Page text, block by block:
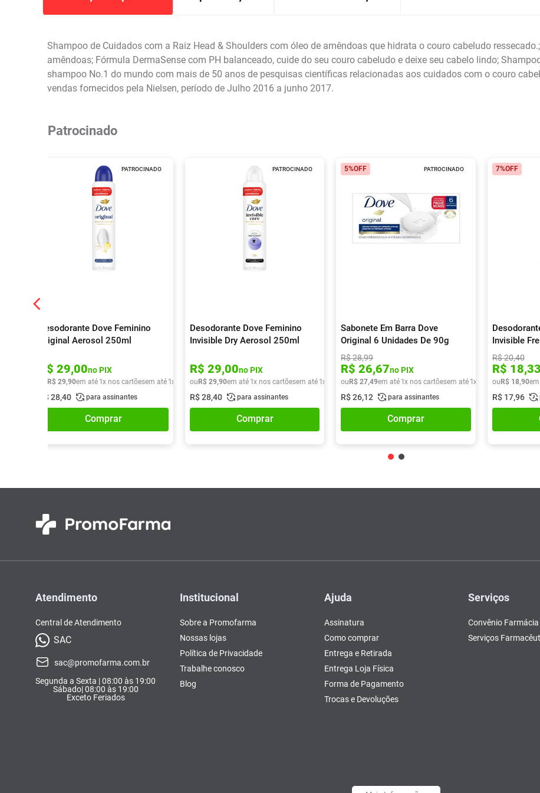
Shampoo de Cuidados com a Raiz Head & Shoulders com óleo de amêndoas que hidrata o couro cabeludo
amêndoas; Fórmula DermaSense com PH balanceado, cuide do seu couro cabeludo e deixe seu cabelo lindo;
shampoo No.1 do mundo com mais de 50 anos de pesquisas científicas relacionadas aos cuidados com o couro
vendas fornecidos pela Nielsen, período de Julho 2016 a junho 2017.
Patrocinado
PATROCINADO
Desodorante Dove Feminino
Original Aerosol 250ml
R$ 29,00no PIX
R$ 29,90em até 1x nos cartõesem até 1x de R$ 29,90
R$ 28,40 para assinantes
Comprar
PATROCINADO
Desodorante Dove Feminino
Invisible Dry Aerosol 250ml
R$ 29,00no PIX
ou R$ 29,90em até 1x nos cartõesem até 1x de R$ 29,90
R$28,40 para assinantes
Comprar
PATROCINADO
5%OFF
Sabonete Em Barra Dove
Original 6 Unidades De 90g
R$28,99
R$ 26,67no PIX
ou R$ 27,49em até 1x nos cartõesem até 1x de R$ 27,49
R$ 26,12 para assinantes
Comprar
7%OFF
Invisible
R$20,40
R$ 18,33
ou R$ 18,90
R$ 17,96
Atendimento
Central de Atendimento
SAC
sac@promofarma.com.br
Segunda a Sexta | 08:00 às 19:00
Sábado| 08:00 às 19:00
Exceto Feriados
Institucional
Sobre a Promofarma
Nossas lojas
Política de Privacidade
Trabalhe conosco
Blog
Ajuda
Assinatura
Como comprar
Entrega e Retirada
Entrega Loja Física
Forma de Pagamento
Trocas e Devoluções
Serviços
Convênio Farmácia
Serviços